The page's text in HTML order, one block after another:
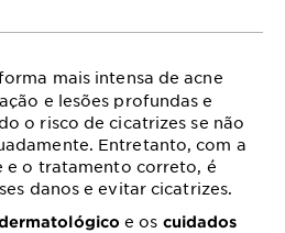
mais intensa de acne
e lesões profundas e
o risco de cicatrizes se não
Entretanto, com a
e o tratamento correto, é
danos e evitar cicatrizes.
e os cuidados